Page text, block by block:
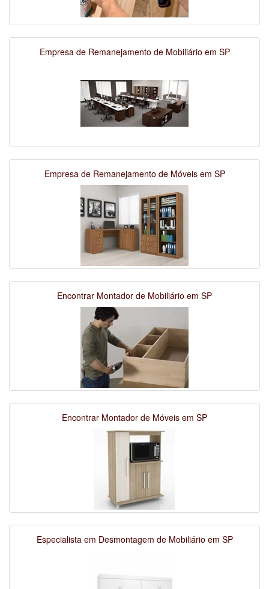
Empresa de Remanejamento de Mobiliário em SP
Empresa de Remanejamento de Móveis em SP
Encontrar Montador de Mobiliário em SP
Encontrar Montador de Móveis em SP
Especialista em Desmontagem de Mobiliário em SP